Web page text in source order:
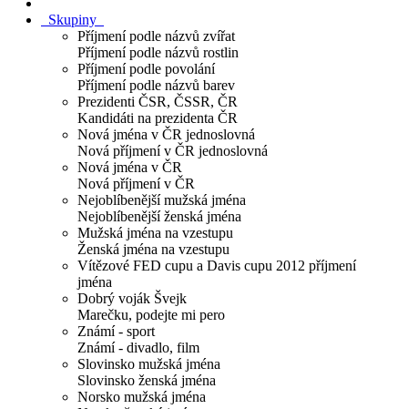
Skupiny
Příjmení podle názvů zvířat
Příjmení podle názvů rostlin
Příjmení podle povolání
Příjmení podle názvů barev
Prezidenti ČSR, ČSSR, ČR
Kandidáti na prezidenta ČR
Nová jména v ČR jednoslovná
Nová příjmení v ČR jednoslovná
Nová jména v ČR
Nová příjmení v ČR
Nejoblíbenější mužská jména
Nejoblíbenější ženská jména
Mužská jména na vzestupu
Ženská jména na vzestupu
Vítězové FED cupu a Davis cupu 2012 příjmení
jména
Dobrý voják Švejk
Marečku, podejte mi pero
Známí - sport
Známí - divadlo, film
Slovinsko mužská jména
Slovinsko ženská jména
Norsko mužská jména